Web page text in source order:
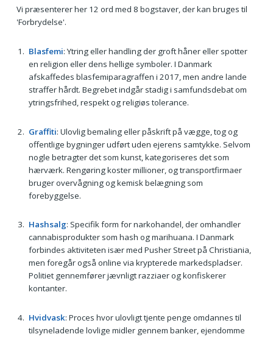
Vi præsenterer her 12 ord med 8 bogstaver, der kan bruges til
'Forbrydelse'.
Blasfemi: Ytring eller handling der groft håner eller spotter
en religion eller dens hellige symboler. I Danmark
afskaffedes blasfemiparagraffen i 2017, men andre lande
straffer hårdt. Begrebet indgår stadig i samfundsdebat om
ytringsfrihed, respekt og religiøs tolerance.
Graffiti: Ulovlig bemaling eller påskrift på vægge, tog og
offentlige bygninger udført uden ejerens samtykke. Selvom
nogle betragter det som kunst, kategoriseres det som
hærværk. Rengøring koster millioner, og transportfirmaer
bruger overvågning og kemisk belægning som
forebyggelse.
Hashsalg: Specifik form for narkohandel, der omhandler
cannabisprodukter som hash og marihuana. I Danmark
forbindes aktiviteten især med Pusher Street på Christiania,
men foregår også online via krypterede markedspladser.
Politiet gennemfører jævnligt razziaer og konfiskerer
kontanter.
Hvidvask: Proces hvor ulovligt tjente penge omdannes til
tilsyneladende lovlige midler gennem banker, ejendomme